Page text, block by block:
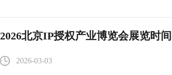
2026北京IP授权产业博览会展览时间
2026-03-03